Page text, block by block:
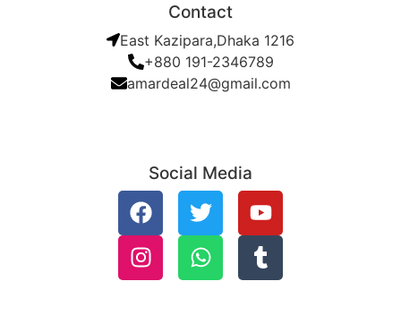
Contact
East Kazipara,Dhaka 1216
+880 191-2346789
amardeal24@gmail.com
Social Media